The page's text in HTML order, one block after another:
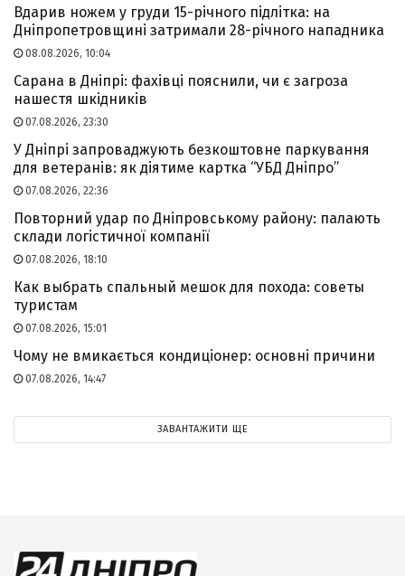
Вдарив ножем у груди 15-річного підлітка: на
Дніпропетровщині затримали 28-річного нападника
08.08.2026, 10:04
Сарана в Дніпрі: фахівці пояснили, чи є загроза
нашестя шкідників
07.08.2026, 23:30
У Дніпрі запроваджують безкоштовне паркування
для ветеранів: як діятиме картка “УБД Дніпро”
07.08.2026, 22:36
Повторний удар по Дніпровському району: палають
склади логістичної компанії
07.08.2026, 18:10
Как выбрать спальный мешок для похода: советы
туристам
07.08.2026, 15:01
Чому не вмикається кондиціонер: основні причини
07.08.2026, 14:47
ЗАВАНТАЖИТИ ЩЕ